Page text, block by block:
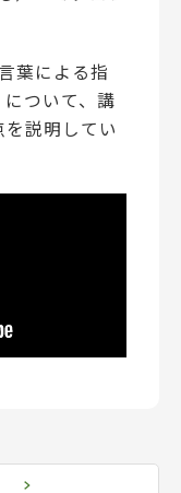
葉による指
ついて、講
説明してい